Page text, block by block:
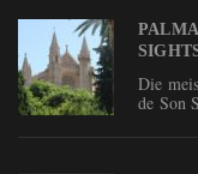
Die
de Son